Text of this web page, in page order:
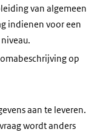
van algemeen
indienen voor een
op
aan te leveren.
wordt anders